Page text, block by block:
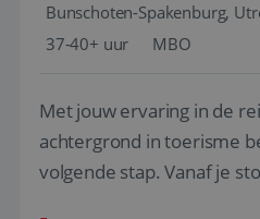
Bunschoten-Spakenburg,
37-40+ uur
MBO
Met jouw ervaring in de
achtergrond in toerisme
volgende stap. Vanaf je